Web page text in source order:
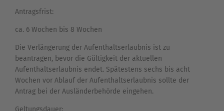
Antragsfrist:
ca. 6 Wochen bis 8 Wochen
Die Verlängerung der Aufenthaltserlaubnis ist zu
beantragen, bevor die Gültigkeit der aktuellen
Aufenthaltserlaubnis endet. Spätestens sechs bis acht
Wochen vor Ablauf der Aufenthaltserlaubnis sollte der
Antrag bei der Ausländerbehörde eingehen.